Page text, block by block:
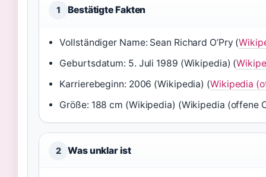
1 Bestätigte Fakten
Vollständiger Name: Sean Richard O’Pry (
Geburtsdatum: 5. Juli 1989 (Wikipedia) (
Karrierebeginn: 2006 (Wikipedia) (Wikipedia
Größe: 188 cm (Wikipedia) (Wikipedia (offene
2 Was unklar ist